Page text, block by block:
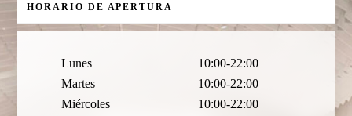
HORARIO DE APERTURA
Lunes
10:00-22:00
Martes
10:00-22:00
Miércoles
10:00-22:00